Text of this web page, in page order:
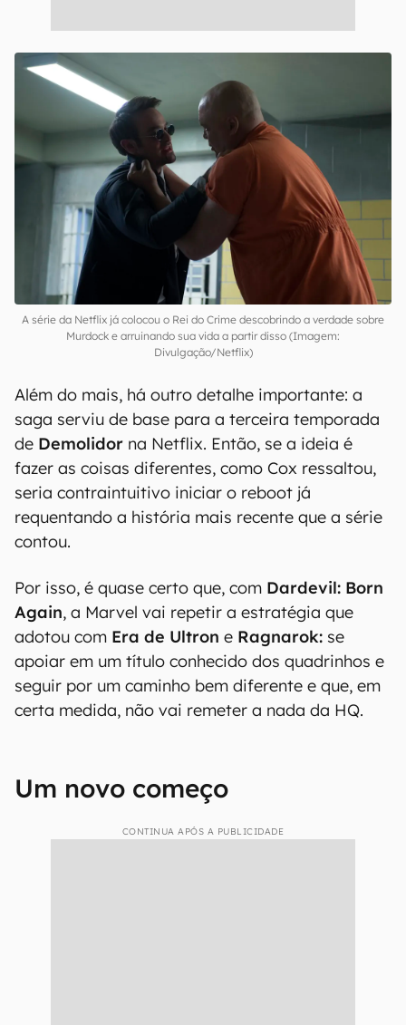
A série da Netflix já colocou o Rei do Crime descobrindo a verdade sobre
Murdock e arruinando sua vida a partir disso (Imagem:
Divulgação/Netflix)
Além do mais, há outro detalhe importante: a
saga serviu de base para a terceira temporada
de Demolidor na Netflix. Então, se a ideia é
fazer as coisas diferentes, como Cox ressaltou,
seria contraintuitivo iniciar o reboot já
requentando a história mais recente que a série
contou.
Por isso, é quase certo que, com Dardevil: Born
Again, a Marvel vai repetir a estratégia que
adotou com Era de Ultron e Ragnarok: se
apoiar em um título conhecido dos quadrinhos e
seguir por um caminho bem diferente e que, em
certa medida, não vai remeter a nada da HQ.
Um novo começo
CONTINUA APÓS A PUBLICIDADE